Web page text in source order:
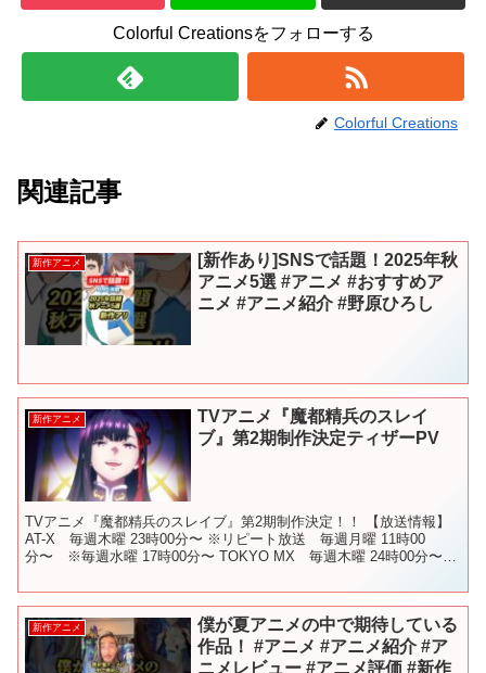
Colorful Creationsをフォローする
Colorful Creations
関連記事
新作アニメ
[新作あり]SNSで話題！2025年秋
アニメ5選 #アニメ #おすすめア
ニメ #アニメ紹介 #野原ひろし
新作アニメ
TVアニメ『魔都精兵のスレイ
ブ』第2期制作決定ティザーPV
TVアニメ『魔都精兵のスレイブ』第2期制作決定！！ 【放送情報】
AT-X 毎週木曜 23時00分〜 ※リピート放送 毎週月曜 11時00
分〜 ※毎週水曜 17時00分〜 TOKYO MX 毎週木曜 24時00分〜
新作アニメ
僕が夏アニメの中で期待している
作品！ #アニメ #アニメ紹介 #ア
ニメレビュー #アニメ評価 #新作